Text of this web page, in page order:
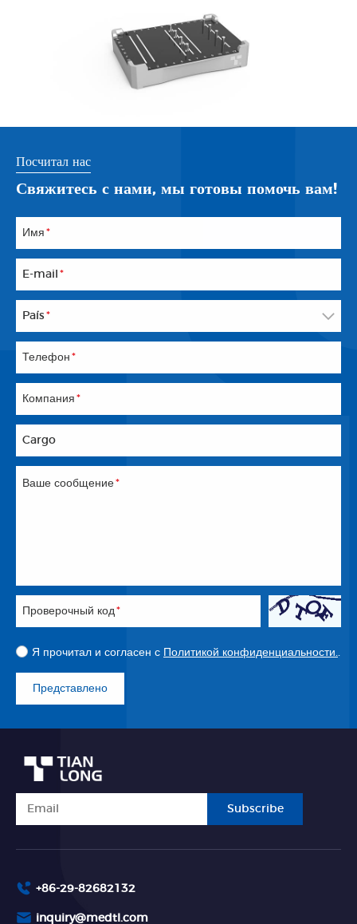
Посчитал нас
Свяжитесь с нами, мы готовы помочь вам!
Имя *
E-mail *
País *
Телефон *
Компания *
Cargo
Ваше сообщение*
Проверочный код *
Я прочитал и согласен с Политикой конфиденциальности.
Представлено
Subscribe
+86-29-82682132
inquiry@medtl.com